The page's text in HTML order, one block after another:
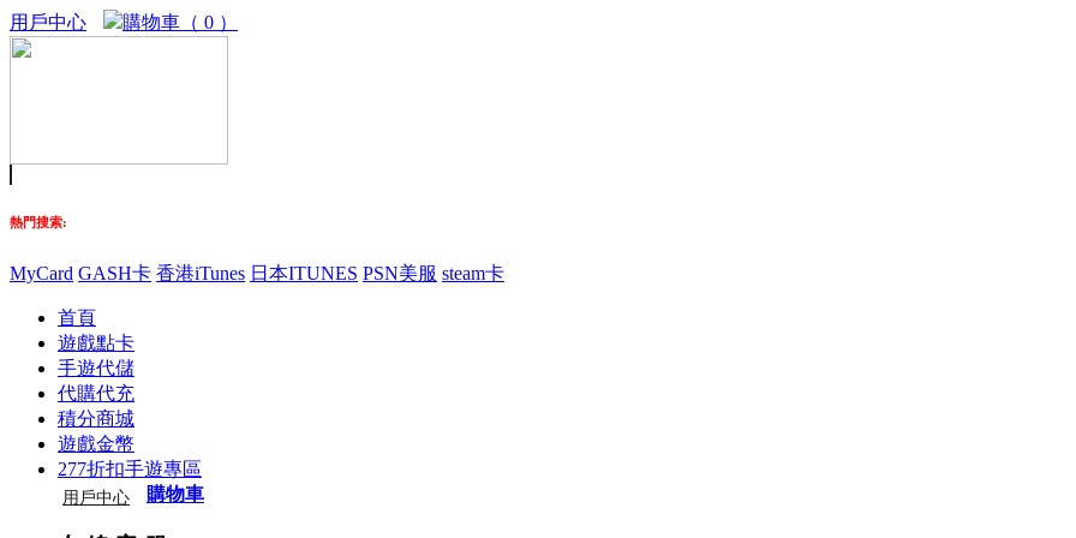
用戶中心 購物車（ 0 ）
熱門搜索:
MyCard GASH卡 香港iTunes 日本ITUNES PSN美服 steam卡
首頁
遊戲點卡
手遊代儲
代購代充
積分商城
遊戲金幣
277折扣手遊專區
用戶中心 購物車